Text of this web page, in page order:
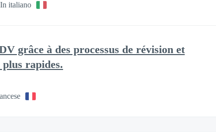
In italiano
grâce à des processus de révision et
rapides.